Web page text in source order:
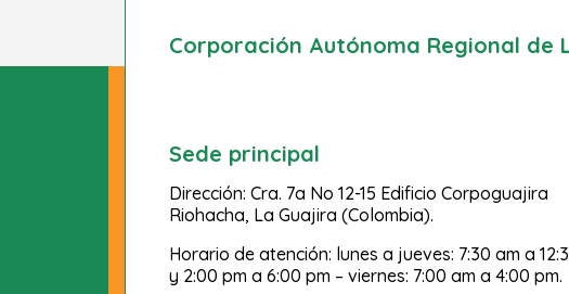
Corporación Autónoma Regional de
Sede principal
Dirección: Cra. 7a No 12-15 Edificio Corpoguajira
Riohacha, La Guajira (Colombia).
Horario de atención: lunes a jueves: 7:30 am a
y 2:00 pm a 6:00 pm – viernes: 7:00 am a 4:00 pm.